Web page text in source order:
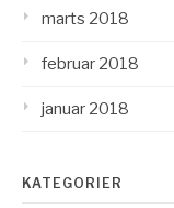
marts 2018
februar 2018
januar 2018
KATEGORIER